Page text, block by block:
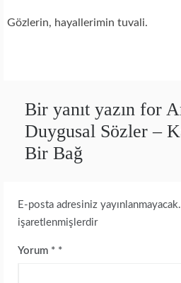
Gözlerin, hayallerimin tuvali.
Bir yanıt yazın for
Duygusal Sözler –
Bir Bağ
E-posta adresiniz yayınlanmayacak.
işaretlenmişlerdir
Yorum *